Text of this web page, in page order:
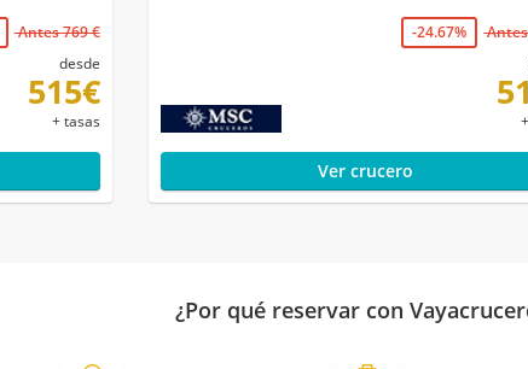
Antes 769 €
desde
515€
+ tasas
-24.67%
Ver crucero
¿Por qué reservar con